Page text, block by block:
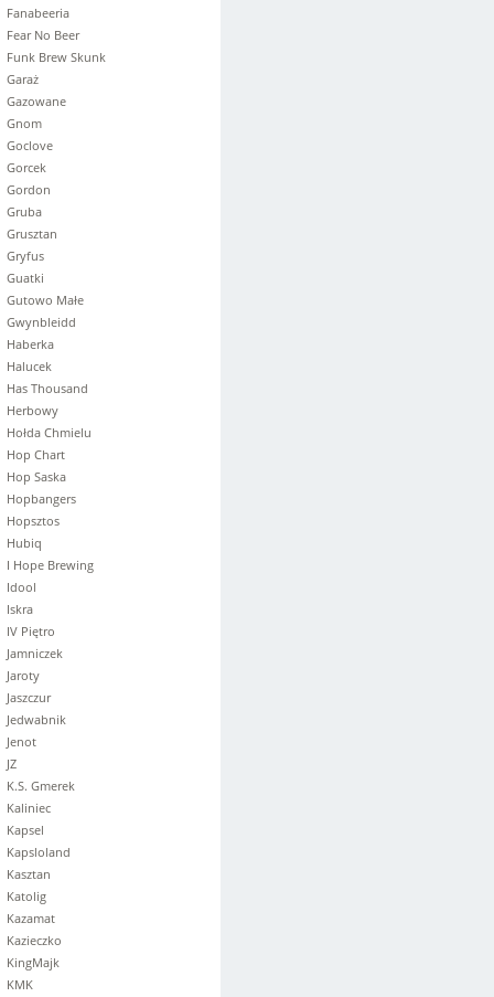
Fanabeeria
Fear No Beer
Funk Brew Skunk
Garaż
Gazowane
Gnom
Goclove
Gorcek
Gordon
Gruba
Grusztan
Gryfus
Guatki
Gutowo Małe
Gwynbleidd
Haberka
Halucek
Has Thousand
Herbowy
Hołda Chmielu
Hop Chart
Hop Saska
Hopbangers
Hopsztos
Hubiq
I Hope Brewing
Idool
Iskra
IV Piętro
Jamniczek
Jaroty
Jaszczur
Jedwabnik
Jenot
JZ
K.S. Gmerek
Kaliniec
Kapsel
Kapsloland
Kasztan
Katolig
Kazamat
Kazieczko
KingMajk
KMK